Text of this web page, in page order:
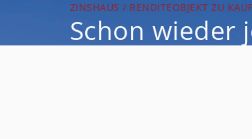
ZINSHAUS / RENDITEOBJEKT ZU
Schon wieder